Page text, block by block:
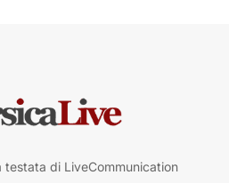
testata di LiveCommunication